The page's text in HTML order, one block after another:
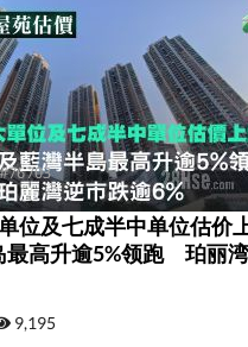
位及七成半中单位估价
最高升逾5%领跑 珀丽
9,195